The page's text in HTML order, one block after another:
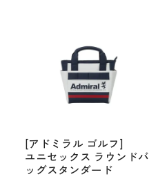
[アドミラル ゴルフ]
ユニセックス ラウンドバ
ッグスタンダード